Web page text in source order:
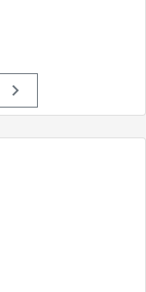
chevron_right